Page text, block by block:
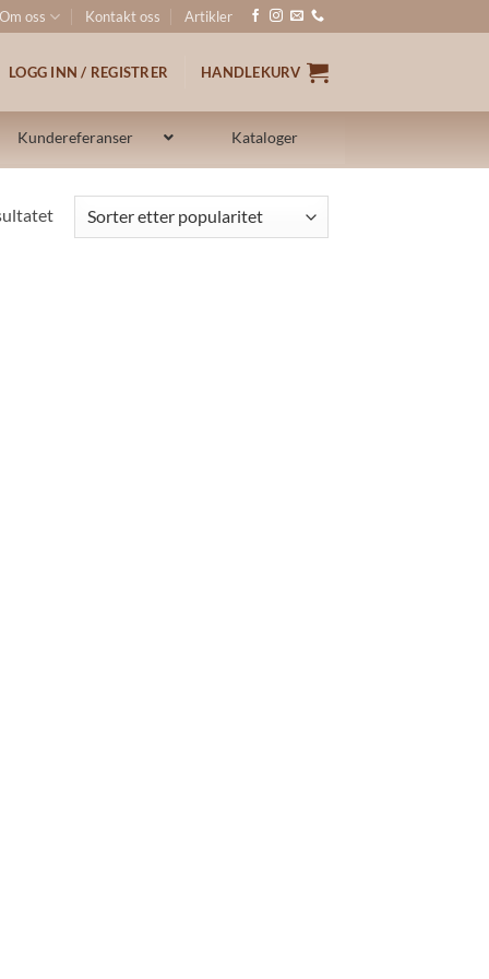
Om oss Kontakt oss Artikler
LOGG INN / REGISTRER HANDLEKURV
Kundereferanser Kataloger